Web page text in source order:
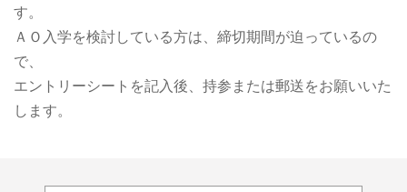
す。
ＡＯ入学を検討している方は、締切期間が迫っているの
で、
エントリーシートを記入後、持参または郵送をお願いいた
します。